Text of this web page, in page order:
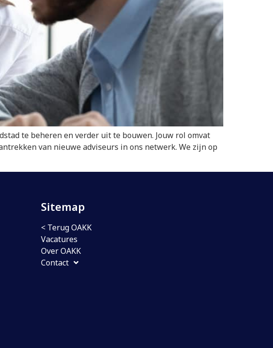
te beheren en verder uit te bouwen. Jouw rol omvat
van nieuwe adviseurs in ons netwerk. We zijn op
Sitemap
< Terug OAKK
Vacatures
Over OAKK
Contact